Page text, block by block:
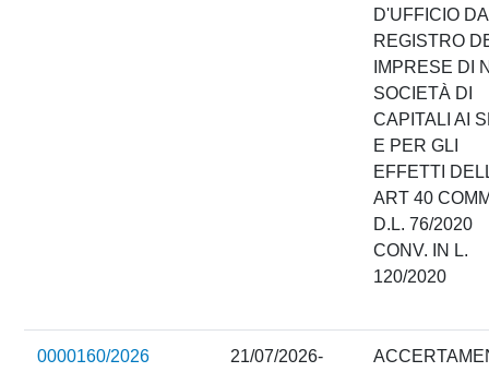
D'UFFICIO
REGISTRO
IMPRESE DI
SOCIETÀ DI
CAPITALI AI
E PER GLI
EFFETTI
ART 40
D.L. 76/2020
CONV. IN L.
120/2020
0000160/2026
21/07/2026-